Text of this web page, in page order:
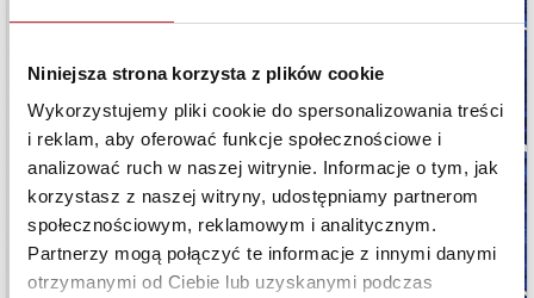
Niniejsza strona korzysta z plików cookie
Wykorzystujemy pliki cookie do spersonalizowania treści
i reklam, aby oferować funkcje społecznościowe i
analizować ruch w naszej witrynie. Informacje o tym, jak
korzystasz z naszej witryny, udostępniamy partnerom
społecznościowym, reklamowym i analitycznym.
Partnerzy mogą połączyć te informacje z innymi danymi
otrzymanymi od Ciebie lub uzyskanymi podczas